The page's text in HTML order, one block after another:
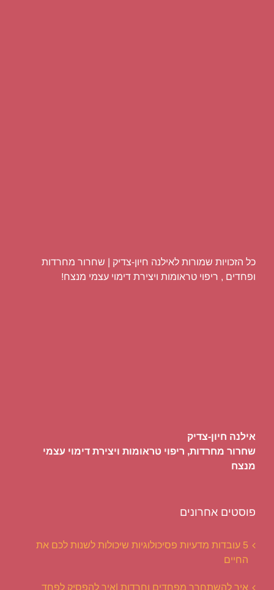
כל הזכויות שמורות לאילנה חיון-צדיק | שחרור מחרדות
ופחדים , ריפוי טראומות ויצירת דימוי עצמי מנצח!
אילנה חיון-צדיק
שחרור מחרדות, ריפוי טראומות ויצירת דימוי עצמי
מנצח
פוסטים אחרונים
5 עובדות מדעיות פסיכולוגיות שיכולות לשנות לכם את
החיים
איך להשתחרר מפחדים וחרדות |איך להפסיק לפחד